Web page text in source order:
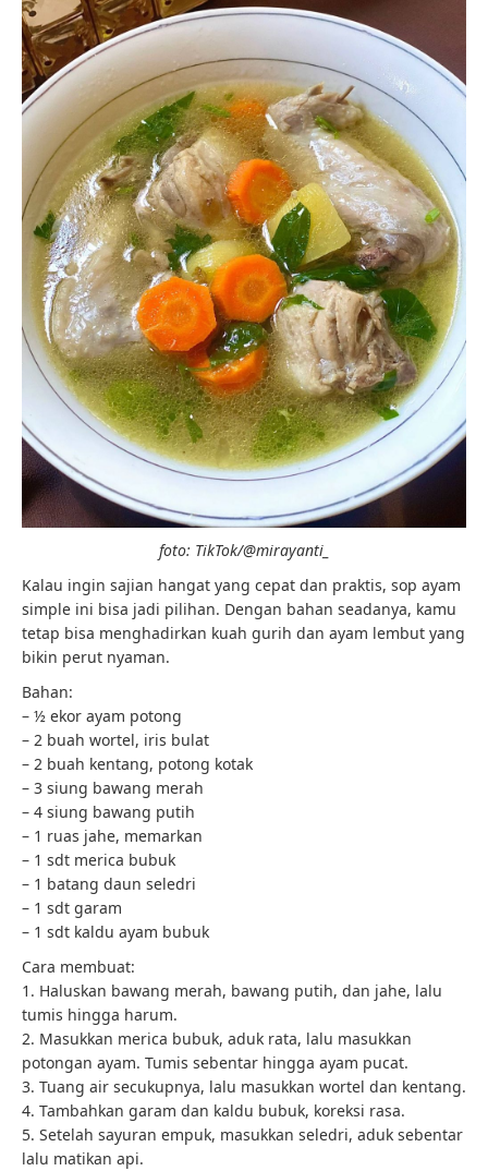
foto: TikTok/@mirayanti_
Kalau ingin sajian hangat yang cepat dan praktis, sop ayam
simple ini bisa jadi pilihan. Dengan bahan seadanya, kamu
tetap bisa menghadirkan kuah gurih dan ayam lembut yang
bikin perut nyaman.
Bahan:
– ½ ekor ayam potong
– 2 buah wortel, iris bulat
– 2 buah kentang, potong kotak
– 3 siung bawang merah
– 4 siung bawang putih
– 1 ruas jahe, memarkan
– 1 sdt merica bubuk
– 1 batang daun seledri
– 1 sdt garam
– 1 sdt kaldu ayam bubuk
Cara membuat:
1. Haluskan bawang merah, bawang putih, dan jahe, lalu
tumis hingga harum.
2. Masukkan merica bubuk, aduk rata, lalu masukkan
potongan ayam. Tumis sebentar hingga ayam pucat.
3. Tuang air secukupnya, lalu masukkan wortel dan kentang.
4. Tambahkan garam dan kaldu bubuk, koreksi rasa.
5. Setelah sayuran empuk, masukkan seledri, aduk sebentar
lalu matikan api.